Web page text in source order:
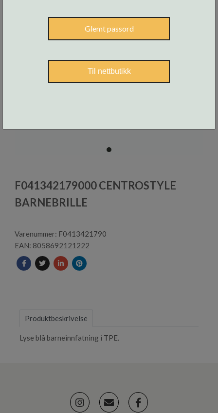
item
of
1
F041342179000 CENTROSTYLE
BARNEBRILLE
Varenummer: F0413421790
EAN: 8058692121222
Produktbeskrivelse
Lyse blå barneinnfatning i TPE.
Glemt passord
Til nettbutikk